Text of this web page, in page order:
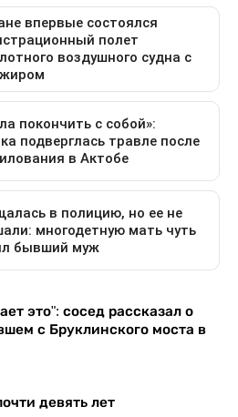
это": сосед рассказал о
с Бруклинского моста в
девять лет